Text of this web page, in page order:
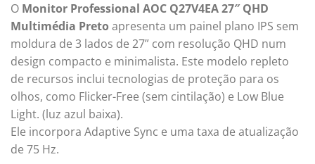
O Monitor Professional AOC Q27V4EA 27″ QHD
Multimédia Preto apresenta um painel plano IPS sem
moldura de 3 lados de 27” com resolução QHD num
design compacto e minimalista. Este modelo repleto
de recursos inclui tecnologias de proteção para os
olhos, como Flicker-Free (sem cintilação) e Low Blue
Light. (luz azul baixa).
Ele incorpora Adaptive Sync e uma taxa de atualização
de 75 Hz.